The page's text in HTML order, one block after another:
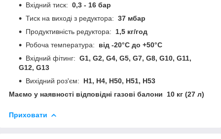
Вхідний тиск: 0,3 - 16 бар
Тиск на виході з редуктора: 37 мбар
Продуктивність редуктора: 1,5 кг/год
Робоча температура:
від -20°C до +50°C
Вхідний фітинг: G1, G2, G4, G5, G7, G8, G10, G11,
G12, G13
Вихідний роз'єм:
H1, H4, H50, H51, H53
Маємо у наявності відповідні газові балони 10 кг (27 л)
Приховати